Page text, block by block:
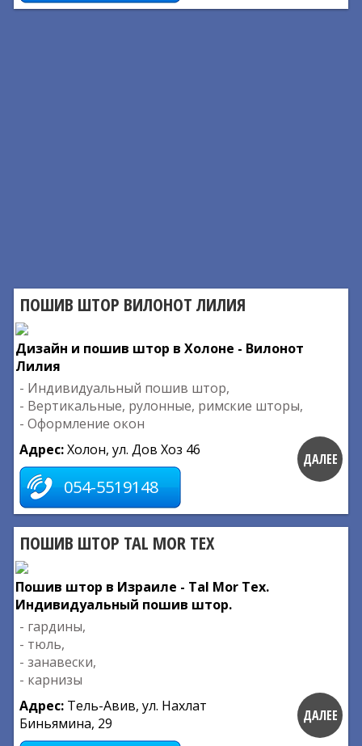
ПОШИВ ШТОР ВИЛОНОТ ЛИЛИЯ
Дизайн и пошив штор в Холоне - Вилонот
Лилия
- Индивидуальный пошив штор,
- Вертикальные, рулонные, римские шторы,
- Оформление окон
Адрес:Холон, ул. Дов Хоз 46
054-5519148
ДАЛЕЕ
ПОШИВ ШТОР TAL MOR TEX
Пошив штор в Израиле - Tal Mor Tex.
Индивидуальный пошив штор.
- гардины,
- тюль,
- занавески,
- карнизы
Адрес: Тель-Авив, ул. Нахлат
Биньямина, 29
ДАЛЕЕ